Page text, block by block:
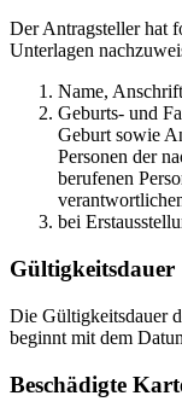
Der Antragsteller hat
Unterlagen
Name,
Geburts- und
Geburt sowie
Personen der
berufenen
bei
Gültigkeitsdauer
Die Gültigkeitsdauer
beginnt mit dem
Beschädigte